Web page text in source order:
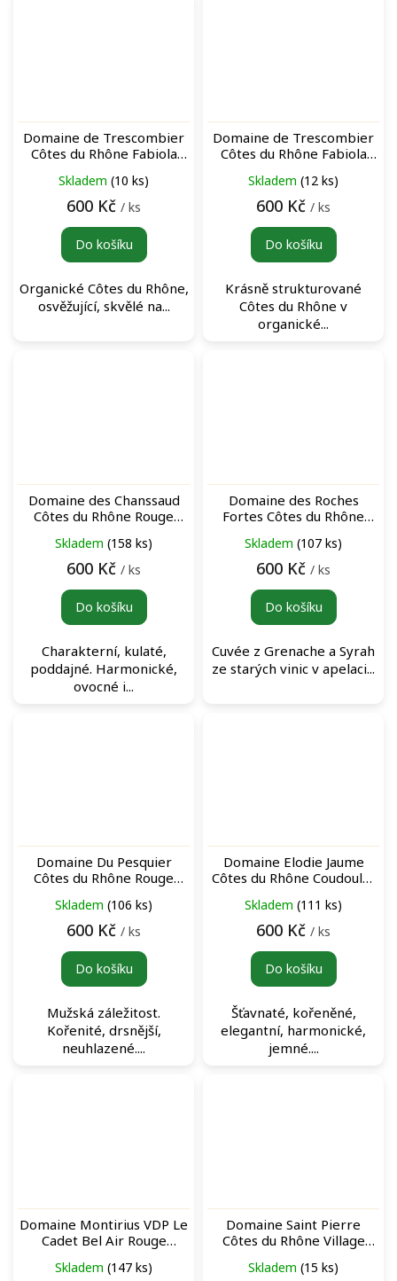
Domaine de Trescombier
Côtes du Rhône Fabiola
Skladem (10 ks)
600 Kč / ks
Do košíku
Organické Côtes du Rhône,
osvěžující, skvělé na...
Domaine de Trescombier
Côtes du Rhône Fabiola
Skladem (12 ks)
600 Kč / ks
Do košíku
Krásně strukturované
Côtes du Rhône v
organické...
Domaine des Chanssaud
Côtes du Rhône Rouge
Skladem (158 ks)
600 Kč / ks
Do košíku
Charakterní, kulaté,
poddajné. Harmonické,
ovocné i...
Domaine des Roches
Fortes Côtes du Rhône
„Les Andiolles“ Rouge
červené víno
Skladem (107 ks)
600 Kč / ks
Do košíku
Cuvée z Grenache a Syrah
ze starých vinic v apelaci...
Domaine Du Pesquier
Côtes du Rhône Rouge
Skladem (106 ks)
600 Kč / ks
Do košíku
Mužská záležitost.
Kořenité, drsnější,
neuhlazené....
Domaine Elodie Jaume
Côtes du Rhône Coudoulet
Skladem (111 ks)
600 Kč / ks
Do košíku
Šťavnaté, kořeněné,
elegantní, harmonické,
jemné....
Domaine Montirius VDP Le
Cadet Bel Air Rouge
Skladem (147 ks)
Domaine Saint Pierre
Côtes du Rhône Village
Skladem (15 ks)